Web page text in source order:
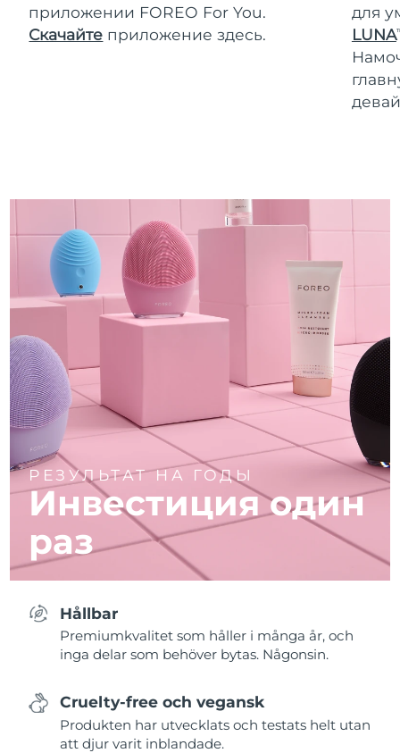
приложении FOREO For You.
Скачайте приложение здесь.
для
LUNA
РЕЗУЛЬТАТ НА ГОДЫ
Инвестиция один
раз
Hållbar
Premiumkvalitet som håller i många år, och
inga delar som behöver bytas. Någonsin.
Cruelty-free och vegansk
Produkten har utvecklats och testats helt utan
att djur varit inblandade.